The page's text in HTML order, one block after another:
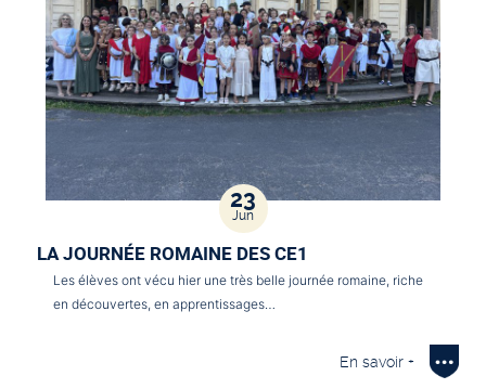
23
Jun
LA JOURNÉE ROMAINE DES CE1
Les élèves ont vécu hier une très belle journée romaine, riche
en découvertes, en apprentissages…
En savoir +